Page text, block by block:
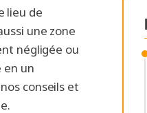
lieu de
une zone
négligée ou
en un
conseils et